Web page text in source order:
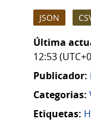
JSON
Última
12:53
Publicador:
Categorias:
Etiquetas: